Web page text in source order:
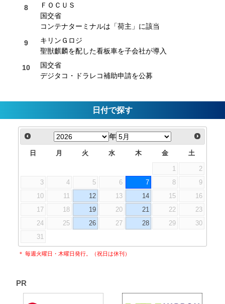
ＦＯＣＵＳ
国交省
コンテナターミナルは「荷主」に該当
キリンＧロジ
聖獣麒麟を配した看板車を子会社が導入
国交省
デジタコ・ドラレコ補助申請を公募
日付で探す
年
日 月 火 水 木 金 土
1
2
3
4 5 6 7 8
9
10
11 12 13 14 15
16
17
18 19 20 21 22
23
24
25 26 27 28 29
30
31
＊ 毎週火曜日・木曜日発行。（祝日は休刊）